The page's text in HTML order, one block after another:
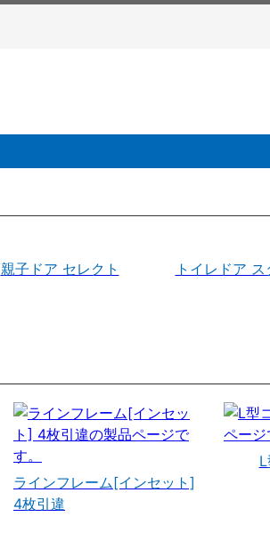
親子ドア セレクト トイレドア
ラインフレーム[インセット]
4枚引違